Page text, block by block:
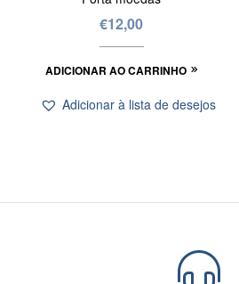
€12,00
ADICIONAR AO CARRINHO
Adicionar à lista de desejos